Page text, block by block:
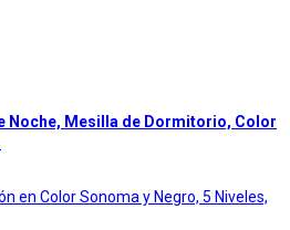
Noche, Mesilla de Dormitorio, Color